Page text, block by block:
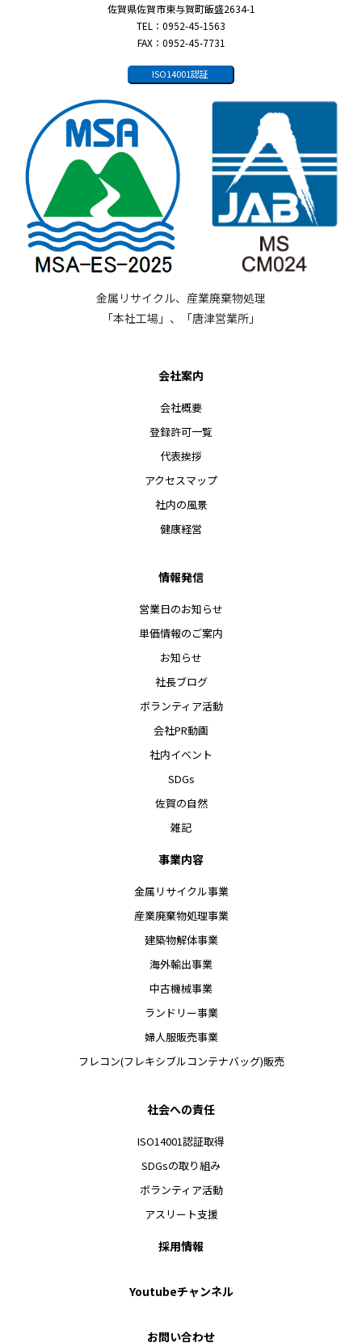
佐賀県佐賀市東与賀町飯盛2634-1
TEL：0952-45-1563
FAX：0952-45-7731
ISO14001認証
金属リサイクル、産業廃棄物処理
「本社工場」、「唐津営業所」
会社案内
会社概要
登録許可一覧
代表挨拶
アクセスマップ
社内の風景
健康経営
情報発信
営業日のお知らせ
単価情報のご案内
お知らせ
社長ブログ
ボランティア活動
会社PR動画
社内イベント
SDGs
佐賀の自然
雑記
事業内容
金属リサイクル事業
産業廃棄物処理事業
建築物解体事業
海外輸出事業
中古機械事業
ランドリー事業
婦人服販売事業
フレコン(フレキシブルコンテナバッグ)販売
社会への責任
ISO14001認証取得
SDGsの取り組み
ボランティア活動
アスリート支援
採用情報
Youtubeチャンネル
お問い合わせ